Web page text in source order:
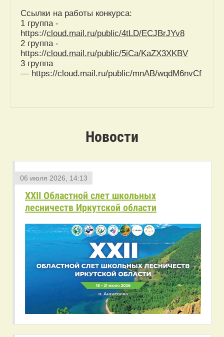
Ссылки на работы конкурса:
1 группа -
https://cloud.mail.ru/public/4tLD/ECJBrJYv8
2 группа -
https://cloud.mail.ru/public/5iCa/KaZX3XKBV
3 группа
— https://cloud.mail.ru/public/mnAB/wqdM6nvCf
Новости
06 июля 2026, 14:13
XXII Областной слет школьных
лесничеств Иркутской области